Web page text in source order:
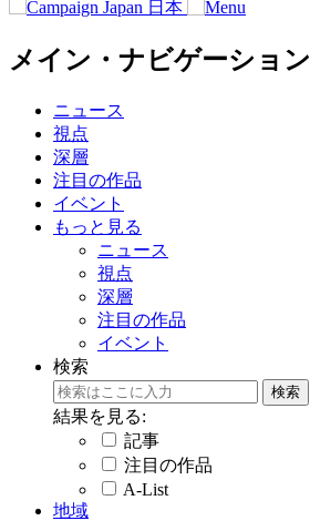
メイン・ナビゲーション
ニュース
視点
深層
注目の作品
イベント
もっと見る
ニュース
視点
深層
注目の作品
イベント
検索
結果を見る:
記事
注目の作品
A-List
地域